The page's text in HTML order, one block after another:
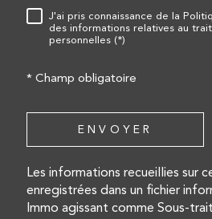
J'ai pris connaissance de la
des informations relatives au
personnelles (*)
* Champ obligatoire
ENVOYER
Les informations recueillies sur
enregistrées dans un fichier
Immo agissant comme Sous-